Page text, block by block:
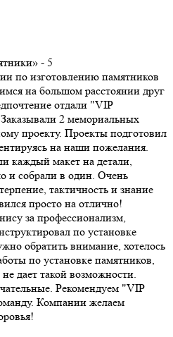
- 5
по изготовлению памятников
на большом расстоянии друг
отдали "VIP
2 мемориальных
проекту. Проекты подготовил
на наши пожелания.
каждый макет на детали,
и собрали в один. Очень
тактичность и знание
просто на отлично!
за профессионализм,
по установке
обратить внимание, хотелось
по установке памятников,
дает такой возможности.
Рекомендуем "VIP
Компании желаем